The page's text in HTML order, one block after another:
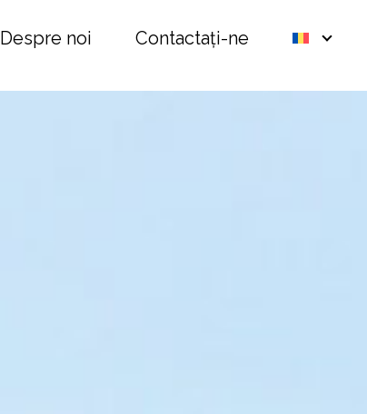
Despre noi Contactați-ne